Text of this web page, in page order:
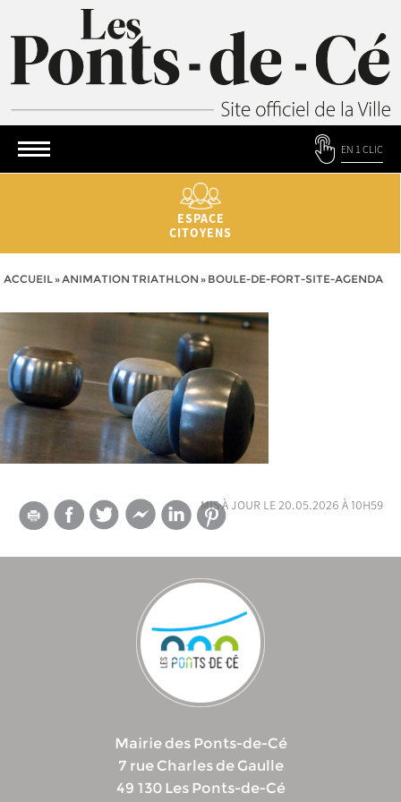
EN 1 CLIC
ESPACE
CITOYENS
ACCUEIL»ANIMATION TRIATHLON » BOULE-DE-FORT-SITE-AGENDA
mis à jour le 20.05.2026 à 10h59
Mairie des Ponts-de-Cé
7 rue Charles de Gaulle
49 130 Les Ponts-de-Cé